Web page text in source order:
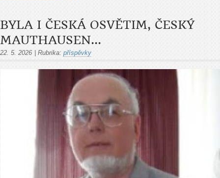
BYLA I ČESKÁ OSVĚTIM, ČESKÝ
MAUTHAUSEN...
22. 5. 2026 Rubrika: příspěvky